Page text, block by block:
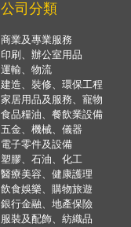
公司分類
商業及專業服務
印刷、辦公室用品
運輸、物流
建造、裝修、環保工程
家居用品及服務、寵物
食品糧油、餐飲業設備
五金、機械、儀器
電子零件及設備
塑膠、石油、化工
醫療美容、健康護理
飲食娛樂、購物旅遊
銀行金融、地產保險
服裝及配飾、紡織品